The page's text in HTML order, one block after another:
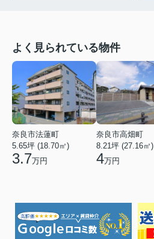
よく見られている物件
奈良市法蓮町
5.65坪 (18.70㎡)
3.7万円
奈良市高畑町
8.21坪 (27.16㎡)
4万円